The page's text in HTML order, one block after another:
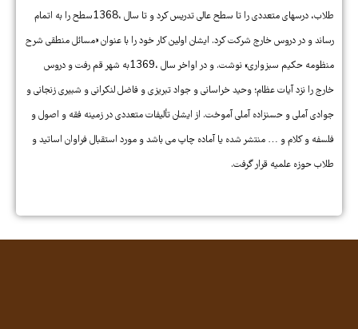
طلاب، درسهاى متعددى را تا سطح عالى تدریس کرد و تا سال ،1368سطح را به اتمام
رساند و در دروس خارج شرکت کرد. ایشان اولین کار خود را با عنوان «مسائل منطقى شرح
منظومه حکیم سبزوارى» نوشت. و در اواخر سال ،1369به شهر قم رفت و دروس
خارج را نزد آیات عظام؛ وحید خراسانى و جواد تبریزى و فاضل لنکرانى و شبیرى زنجانى و
جوادى آملى و حسنزاده آملى آموخت. از ایشان تألیفات متعددی در زمینه فقه و اصول و
فلسفه و کلام و … منتشر شده یا آماده چاپ می باشد و مورد استقبال فراوان اساتید و
طلاب حوزه علمیه قرار گرفت.